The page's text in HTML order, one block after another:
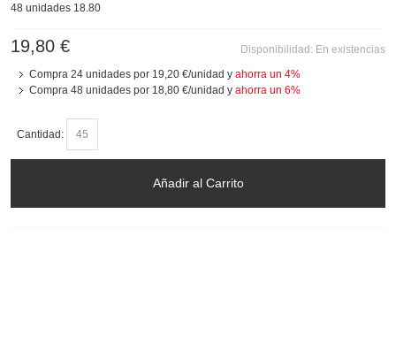
48 unidades 18.80
Disponibilidad: En existencias
19,80 €
Compra 24 unidades por 19,20 €/unidad y ahorra un 4%
Compra 48 unidades por 18,80 €/unidad y ahorra un 6%
Cantidad:
Añadir al Carrito